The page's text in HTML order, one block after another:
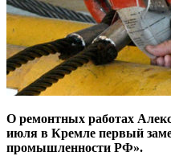
О ремонтных работах
июля в Кремле первый
промышленности РФ».